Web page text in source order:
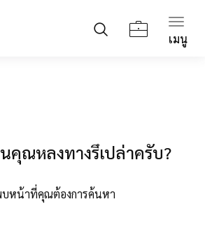
เมนู
คุณหลงทางรึเปล่าครับ?
หน้าที่คุณต้องการค้นหา